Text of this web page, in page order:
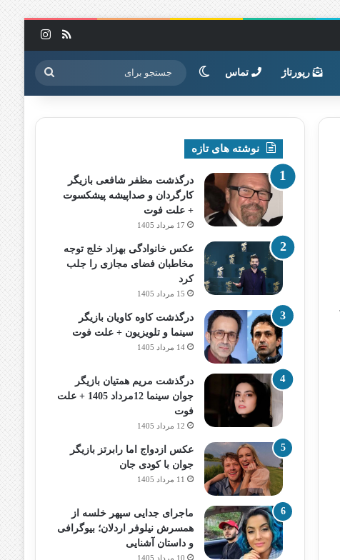
خوراک
رپورتاژ تماس تغییر پوسته جستجو
برای
نوشته های تازه
درگذشت مظفر شافعی بازیگر
کارگردان و صداپیشه پیشکسوت
+ علت فوت
17 مرداد 1405
عکس خانوادگی بهزاد خلج توجه
مخاطبان فضای مجازی را جلب
کرد
15 مرداد 1405
درگذشت کاوه کاویان بازیگر
سینما و تلویزیون + علت فوت
14 مرداد 1405
درگذشت مریم همتیان بازیگر
جوان سینما 12مرداد 1405 + علت
فوت
12 مرداد 1405
عکس ازدواج اما رابرتز بازیگر
جوان با کودی جان
11 مرداد 1405
ماجرای جدایی سپهر خلسه از
همسرش نیلوفر اردلان؛ بیوگرافی
و داستان آشنایی
10 مرداد 1405